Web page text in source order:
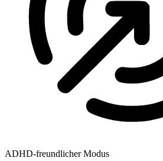
ADHD-freundlicher Modus